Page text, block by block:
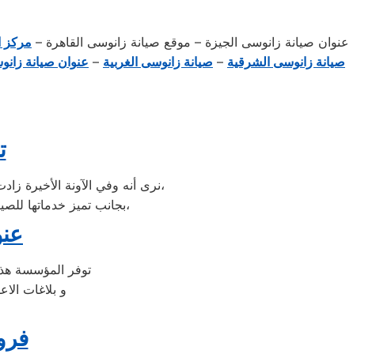
عنوان صيانة زانوسى الجيزة – موقع صيانة زانوسى القاهرة – مركز
صيانة زانوسى الشرقية – صيانة زانوسى الغربية – عنوان صيانة
نرى أنه وفي الآونة الأخيرة زادت شهرة صيانة أجهزة زانوسى المنزلية، لتطورها الكبير وبروز مزاياها بين باقي العلامات الأخرى،
بجانب تميز خدماتها للصيانة وخدمات ما بعد البيع والكثير من أسباب اختيار العميل لها وثقته الكبيرة بها وبما تنتجه،
توفر المؤسسة هذه
و بلاغات